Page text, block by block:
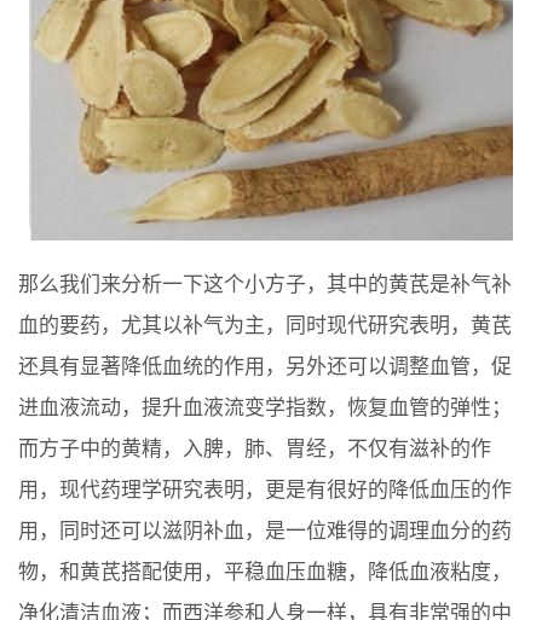
那么我们来分析一下这个小方子，其中的黄芪是补气补
血的要药，尤其以补气为主，同时现代研究表明，黄芪
还具有显著降低血统的作用，另外还可以调整血管，促
进血液流动，提升血液流变学指数，恢复血管的弹性；
而方子中的黄精，入脾，肺、胃经，不仅有滋补的作
用，现代药理学研究表明，更是有很好的降低血压的作
用，同时还可以滋阴补血，是一位难得的调理血分的药
物，和黄芪搭配使用，平稳血压血糖，降低血液粘度，
净化清洁血液；而西洋参和人身一样，具有非常强的中